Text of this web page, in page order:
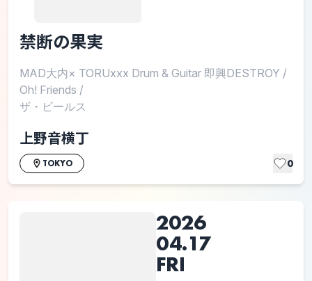
禁断の果実
MAD大内× TORUxxx Drum & Guitar 即興DESTROY /
Oh! Friends /
ザ・ビールス
上野音横丁
TOKYO 0
2026
04.17
FRI